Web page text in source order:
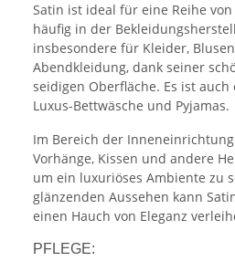
Satin ist ideal für eine Reihe
häufig in der
insbesondere für Kleider,
Abendkleidung, dank seiner
seidigen Oberfläche. Es ist
Luxus-Bettwäsche und Pyjamas.
Im Bereich der
Vorhänge, Kissen und andere
um ein luxuriöses Ambiente zu
glänzenden Aussehen kann
einen Hauch von Eleganz
PFLEGE: